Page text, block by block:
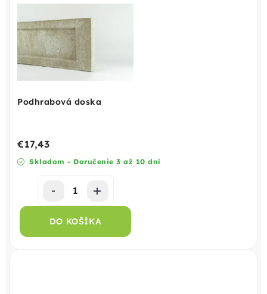
Podhrabová doska
Skladom - Doručenie 3 až 10 dní
€17,43
DO KOŠÍKA